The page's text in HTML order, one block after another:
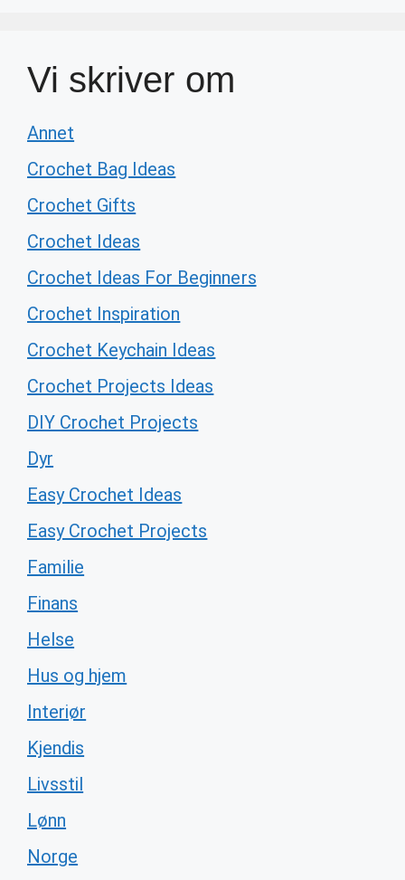
Vi skriver om
Annet
Crochet Bag Ideas
Crochet Gifts
Crochet Ideas
Crochet Ideas For Beginners
Crochet Inspiration
Crochet Keychain Ideas
Crochet Projects Ideas
DIY Crochet Projects
Dyr
Easy Crochet Ideas
Easy Crochet Projects
Familie
Finans
Helse
Hus og hjem
Interiør
Kjendis
Livsstil
Lønn
Norge